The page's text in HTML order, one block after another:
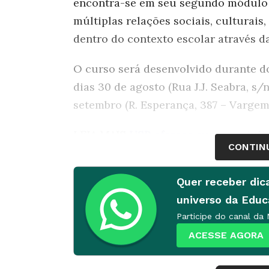
múltiplas relações sociais,
dentro do contexto escolar através
O curso será desenvolvido durante
dias 30 de agosto (Rua J.J. Seabra, s/
setembro (R. Esperança, 387 –
USP oferece curso
Não há taxa de inscrição, e aqueles
certificado emitido pela Pró-Reitoria
restringe 75% das vagas a docentes
profissionais e estudantes
a presença dos professores Walter
Quer receber
universo da
Participe do canal da
ACESSE AGORA